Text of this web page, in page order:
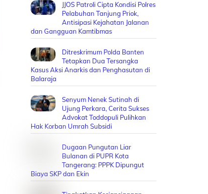
JJOS Patroli Cipta Kondisi Polres
Pelabuhan Tanjung Priok,
Antisipasi Kejahatan Jalanan
dan Gangguan Kamtibmas
Ditreskrimum Polda Banten
Tetapkan Dua Tersangka
Kasus Aksi Anarkis dan Penghasutan di
Balaraja
Senyum Nenek Sutinah di
Ujung Perkara, Cerita Sukses
Advokat Toddopuli Pulihkan
Hak Korban Umrah Subsidi
Dugaan Pungutan Liar
Bulanan di PUPR Kota
Tangerang: PPPK Dipungut
Biaya SKP dan Ekin